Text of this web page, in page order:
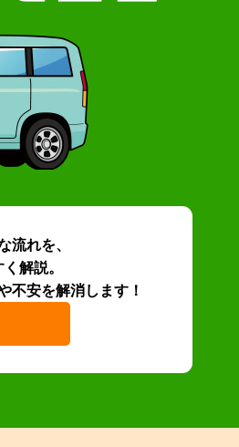
流れを、
解説。
不安を解消します！